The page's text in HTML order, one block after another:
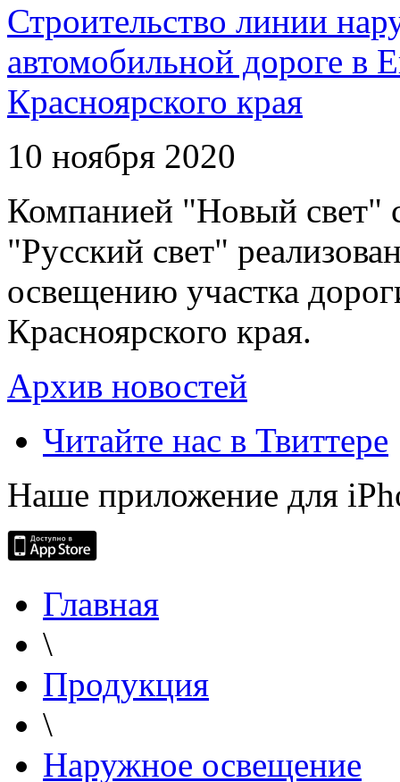
Строительство линии
автомобильной дороге в
Красноярского края
10 ноября 2020
Компанией "Новый свет"
"Русский свет"
освещению участка
Красноярского края.
Архив новостей
Читайте нас в Твиттере
Наше приложение для
Главная
\
Продукция
\
Наружное освещение